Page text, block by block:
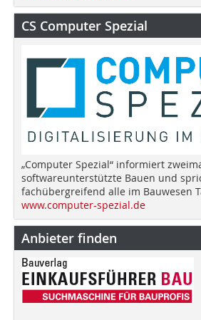
CS Computer Spezial
„Computer Spezial“ informiert
softwareunterstützte Bauen und
fachübergreifend alle im Bauwesen
www.computer-spezial.de
Anbieter finden